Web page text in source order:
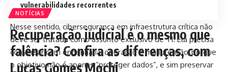
vulnerabilidades recorrentes
Nesse sentido, cibersegurança em infraestrutura crítica não
deve ser tratada como assunto exclusivo de TI. Ela precisa
conversar com engenharia, operação e manutenção, porque
o objetivo não é apenas “proteger dados”, e sim preservar
NOTÍCIAS
Recuperação judicial é o mesmo que
falência? Confira as diferenças, com
Lucas Gomes Mochi